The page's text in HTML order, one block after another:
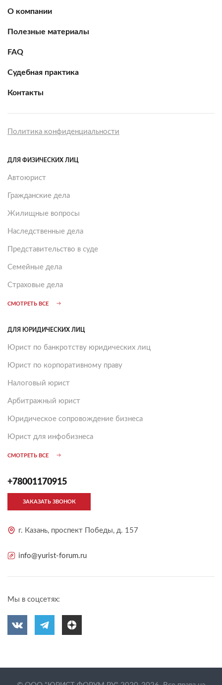
О компании
Полезные материалы
FAQ
Судебная практика
Контакты
Политика конфиденциальности
ДЛЯ ФИЗИЧЕСКИХ ЛИЦ
Автоюрист
Гражданские дела
Жилищные вопросы
Наследственные дела
Представительство в суде
Семейные дела
Страховые дела
СМОТРЕТЬ ВСЕ
ДЛЯ ЮРИДИЧЕСКИХ ЛИЦ
Юрист по банкротству юридических лиц
Юрист по корпоративному праву
Налоговый юрист
Арбитражный юрист
Юридическое сопровождение бизнеса
Юрист для инфобизнеса
СМОТРЕТЬ ВСЕ
+78001170915
ЗАКАЗАТЬ ЗВОНОК
г. Казань, проспект Победы, д. 157
info@yurist-forum.ru
Мы в соцсетях: